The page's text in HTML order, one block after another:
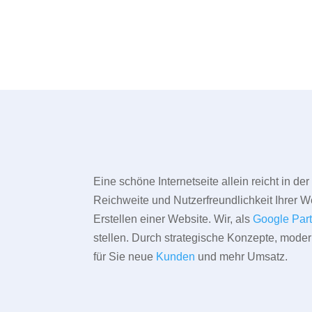
Eine schöne Internetseite allein reicht in
Reichweite und Nutzerfreundlichkeit Ihrer
Erstellen einer Website. Wir, alsGoogle
stellen. Durch strategische Konzepte,
für Sie neue Kunden und mehr Umsatz.